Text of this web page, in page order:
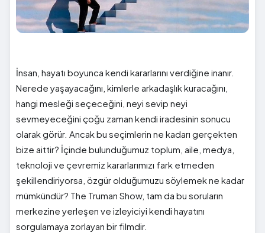
İnsan, hayatı boyunca kendi kararlarını verdiğine inanır.
Nerede yaşayacağını, kimlerle arkadaşlık kuracağını,
hangi mesleği seçeceğini, neyi sevip neyi
sevmeyeceğini çoğu zaman kendi iradesinin sonucu
olarak görür. Ancak bu seçimlerin ne kadarı gerçekten
bize aittir? İçinde bulunduğumuz toplum, aile, medya,
teknoloji ve çevremiz kararlarımızı fark etmeden
şekillendiriyorsa, özgür olduğumuzu söylemek ne kadar
mümkündür? The Truman Show, tam da bu soruların
merkezine yerleşen ve izleyiciyi kendi hayatını
sorgulamaya zorlayan bir filmdir.